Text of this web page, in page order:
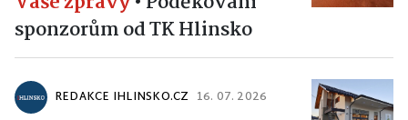
sponzorům od TK Hlinsko
REDAKCE IHLINSKO.CZ 16. 07. 2026